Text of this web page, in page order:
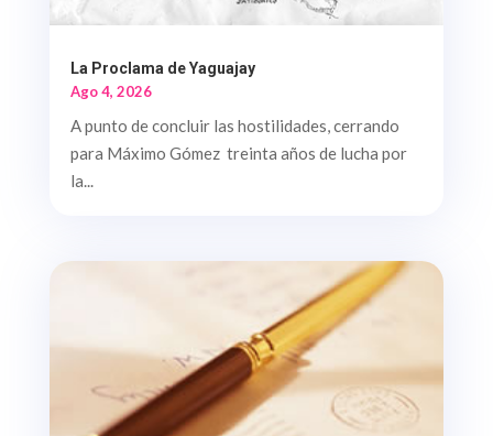
La Proclama de Yaguajay
Ago 4, 2026
A punto de concluir las hostilidades, cerrando
para Máximo Gómez treinta años de lucha por
la...